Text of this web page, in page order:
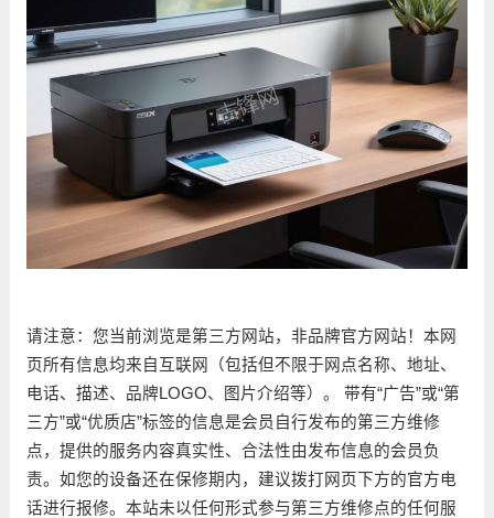
请注意：您当前浏览是第三方网站，非品牌官方网站！本网
页所有信息均来自互联网（包括但不限于网点名称、地址、
电话、描述、品牌LOGO、图片介绍等）。 带有“广告”或“第
三方”或“优质店”标签的信息是会员自行发布的第三方维修
点，提供的服务内容真实性、合法性由发布信息的会员负
责。如您的设备还在保修期内，建议拨打网页下方的官方电
话进行报修。本站未以任何形式参与第三方维修点的任何服